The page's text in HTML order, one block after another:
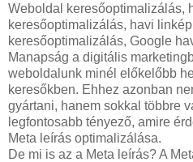
Weboldal keresőoptimalizálás,
keresőoptimalizálás, havi
keresőoptimalizálás, Google
Manapság a digitális
weboldalunk minél előkelőbb
keresőkben. Ehhez azonban
gyártani, hanem sokkal többre
legfontosabb tényező, amire
Meta leírás optimalizálása.
De mi is az a Meta leírás? A